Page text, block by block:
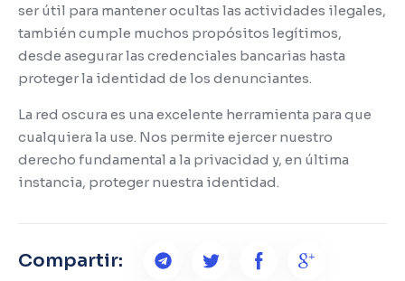
ser útil para mantener ocultas las actividades ilegales,
también cumple muchos propósitos legítimos,
desde asegurar las credenciales bancarias hasta
proteger la identidad de los denunciantes.
La red oscura es una excelente herramienta para que
cualquiera la use. Nos permite ejercer nuestro
derecho fundamental a la privacidad y, en última
instancia, proteger nuestra identidad.
Compartir: